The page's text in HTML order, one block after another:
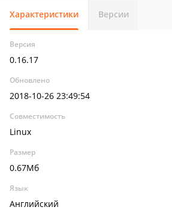
Характеристики Версии
Версия
0.16.17
Обновлено
2018-10-26 23:49:54
Совместимость
Linux
Размер
0.67Мб
Язык
Английский